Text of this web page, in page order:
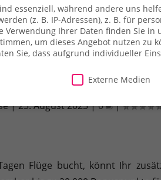
Shop Payback Alles
Punkte bei Virgin
|25. August 2023|0 |
Flüge bucht, könnt Ihr
essenziell, während andere uns
(z. B. IP-Adressen), z. B. für
Verwendung Ihrer Daten finden Sie in
um dieses Angebot nutzen zu
Sie, dass aufgrund individueller
Externe Medien
der Verarbeitung Ihrer
der Website zur Verfügung stehen.